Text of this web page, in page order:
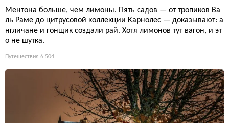
Ментона больше, чем лимоны. Пять садов — от тропиков Ва
ль Раме до цитрусовой коллекции Карнолес — доказывают: а
нгличане и гонщик создали рай. Хотя лимонов тут вагон, и эт
о не шутка.
Путешествия 6 504